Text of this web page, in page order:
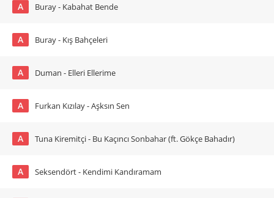
A Buray - Kabahat Bende
A Buray - Kış Bahçeleri
A Duman - Elleri Ellerime
A Furkan Kızılay - Aşksın Sen
A Tuna Kiremitçi - Bu Kaçıncı Sonbahar (ft. Gökçe Bahadır)
A Seksendört - Kendimi Kandıramam